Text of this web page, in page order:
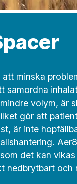
att minska
samordna
volym, är
gör att
är inte
det kan
nedbrytbart och